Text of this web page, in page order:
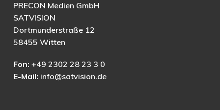
PRECON Medien GmbH
SATVISION
Dortmunderstraße 12
58455 Witten
Fon: +49 2302 28 23 3 0
E-Mail: info@satvision.de